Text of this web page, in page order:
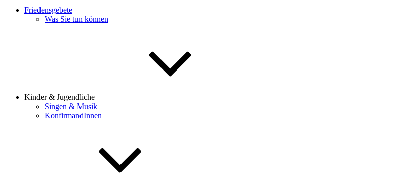
Friedensgebete
Was Sie tun können
Kinder & Jugendliche
Singen & Musik
KonfirmandInnen